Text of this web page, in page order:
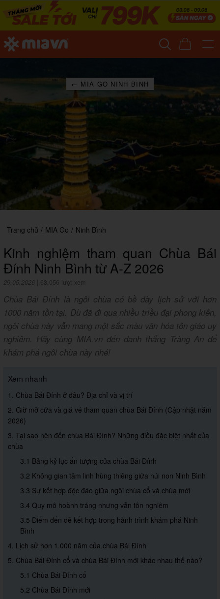
← MIA GO NINH BÌNH
Trang chủ / MIA Go / Ninh Bình
Kinh nghiệm tham quan Chùa Bái
Đính Ninh Bình từ A-Z 2026
29.05.2026 63,056 lượt xem
Chùa Bái Đính là ngôi chùa có bề dày lịch sử với hơn
1000 năm tồn tại. Dù đã đi qua nhiều triều đại phong kiến,
ngôi chùa này vẫn mang một sắc màu văn hóa tôn giáo uy
nghiêm. Hãy cùng MIA.vn đến danh thắng Tràng An để
khám phá ngôi chùa này nhé!
Xem nhanh
1. Chùa Bái Đính ở đâu? Địa chỉ và vị trí
2. Giờ mở cửa và giá vé tham quan chùa Bái Đính (Cập nhật năm
2026)
3. Tại sao nên đến chùa Bái Đính? Những điều đặc biệt nhất của
chùa
3.1 Bảng kỷ lục ấn tượng của chùa Bái Đính
3.2 Không gian tâm linh hùng thiêng giữa núi non Ninh Bình
3.3 Sự kết hợp độc đáo giữa ngôi chùa cổ và chùa mới
3.4 Quy mô hoành tráng nhưng vẫn tôn nghiêm
3.5 Điểm đến dễ kết hợp trong hành trình khám phá Ninh
Bình
4. Lịch sử hơn 1.000 năm của chùa Bái Đính
5. Chùa Bái Đính cổ và chùa Bái Đính mới khác nhau thế nào?
5.1 Chùa Bái Đính cổ
5.2 Chùa Bái Đính mới